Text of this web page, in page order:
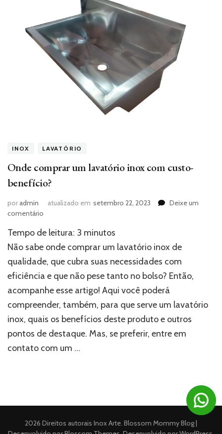
INOX LAVATÓRIO
Onde comprar um lavatório inox com custo-
benefício?
poradmin atualizado em setembro 22, 2023
Deixe um
comentário
comprar
um
inox
com
custo-
benefício?
Tempo de leitura: 3 minutos
Não sabe onde comprar um lavatório inox de
qualidade, que cubra suas necessidades com
eficiência e que não pese tanto no bolso? Então,
acompanhe esse artigo! Aqui você poderá
compreender, também, para que serve um lavatório
inox, quais os benefícios deste produto e outros
pontos de destaque. Mas, se preferir, entre em
contato com um …
2026 Direitos autorais Inox Arte. Blossom Mommy Blog |